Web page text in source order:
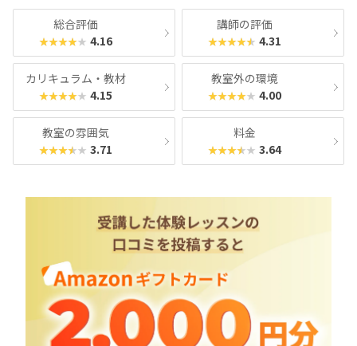
へ
総合評価
★★★★★ 4.16
講師の評価
★★★★★ 4.31
カリキュラム・教材
★★★★★ 4.15
教室外の環境
★★★★★ 4.00
教室の雰囲気
★★★★★ 3.71
料金
★★★★★ 3.64